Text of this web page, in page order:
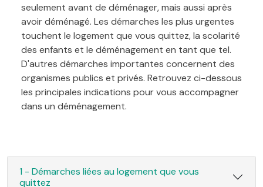
seulement avant de déménager, mais aussi après
avoir déménagé. Les démarches les plus urgentes
touchent le logement que vous quittez, la scolarité
des enfants et le déménagement en tant que tel.
D'autres démarches importantes concernent des
organismes publics et privés. Retrouvez ci-dessous
les principales indications pour vous accompagner
dans un déménagement.
1 - Démarches liées au logement que vous
quittez